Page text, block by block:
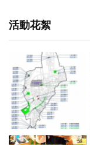
活動花絮